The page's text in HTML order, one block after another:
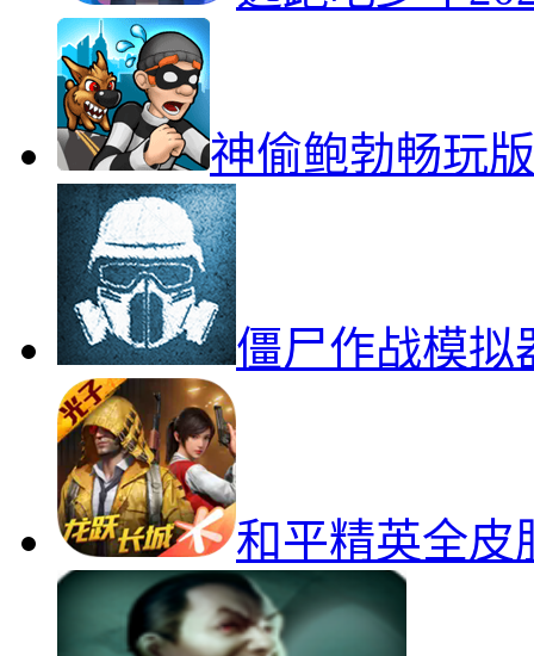
神偷鲍勃畅玩
僵尸作战模拟
和平精英全皮